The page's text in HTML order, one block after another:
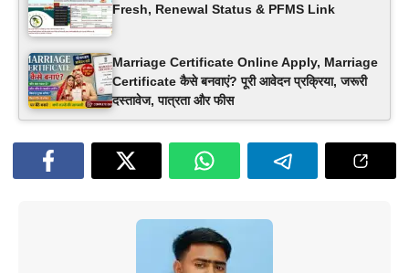
Fresh, Renewal Status & PFMS Link
Marriage Certificate Online Apply, Marriage
Certificate कैसे बनवाएं? पूरी आवेदन प्रक्रिया, जरूरी
दस्तावेज, पात्रता और फीस